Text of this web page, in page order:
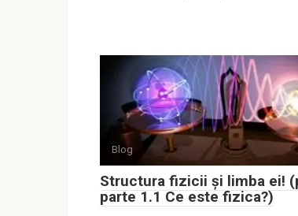
Blog
Structura fizicii și limba ei!
parte 1.1 Ce este fizica?)